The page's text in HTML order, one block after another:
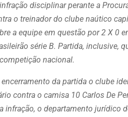
disciplinar perante a
o treinador do clube naútico
a equipe em questão por 2 X 0
série B. Partida, inclusive,
nacional.
da partida o clube
contra o camisa 10 Carlos De
infração, o departamento jurídico